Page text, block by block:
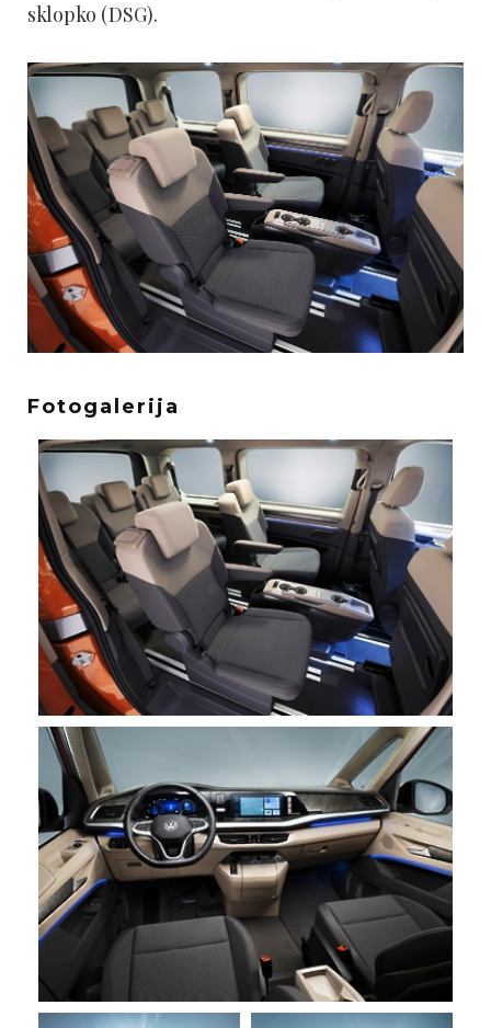
sklopko (DSG).
Fotogalerija